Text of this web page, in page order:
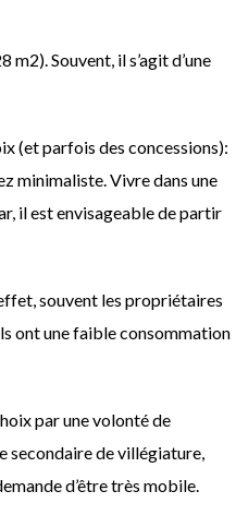
Souvent, il s’agit d’une
(et parfois des concessions):
minimaliste. Vivre dans une
il est envisageable de partir
souvent les propriétaires
ont une faible consommation
par une volonté de
secondaire de villégiature,
d’être très mobile.